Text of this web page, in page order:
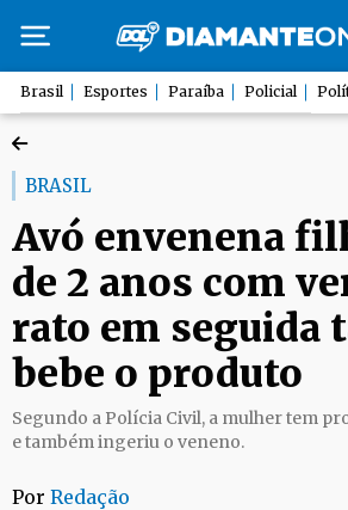
Brasil Esportes Paraíba Policial
BRASIL
Avó envenena
de 2 anos com
rato em seguida
bebe o produto
Segundo a Polícia Civil, a mulher tem
e também ingeriu o veneno.
Por Redação